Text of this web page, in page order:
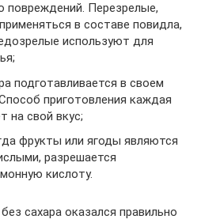
повреждений. Перезрелые,
в составе повидла,
используют для
подготавливается в своем
приготовления каждая
на свой вкус;
фрукты или ягоды являются
разрешается
кислоту.
сахара оказался правильно